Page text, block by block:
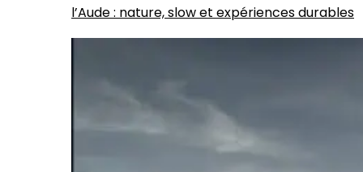
l’Aude : nature, slow et expériences durables